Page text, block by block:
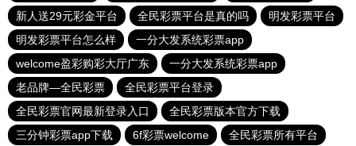
新人送29元彩金平台
全民彩票平台是真的吗
明发彩票平台
明发彩票平台怎么样
一分大发系统彩票app
welcome盈彩购彩大厅广东
一分大发系统彩票app
老品牌—全民彩票
全民彩票平台登录
全民彩票官网最新登录入口
全民彩票版本官方下载
三分钟彩票app下载
6f彩票welcome 全民彩票所有平台